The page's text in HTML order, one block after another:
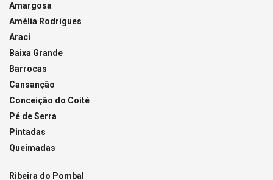
Amargosa
Amélia Rodrigues
Araci
Baixa Grande
Barrocas
Cansanção
Conceição do Coité
Pé de Serra
Pintadas
Queimadas
Ribeira do Pombal